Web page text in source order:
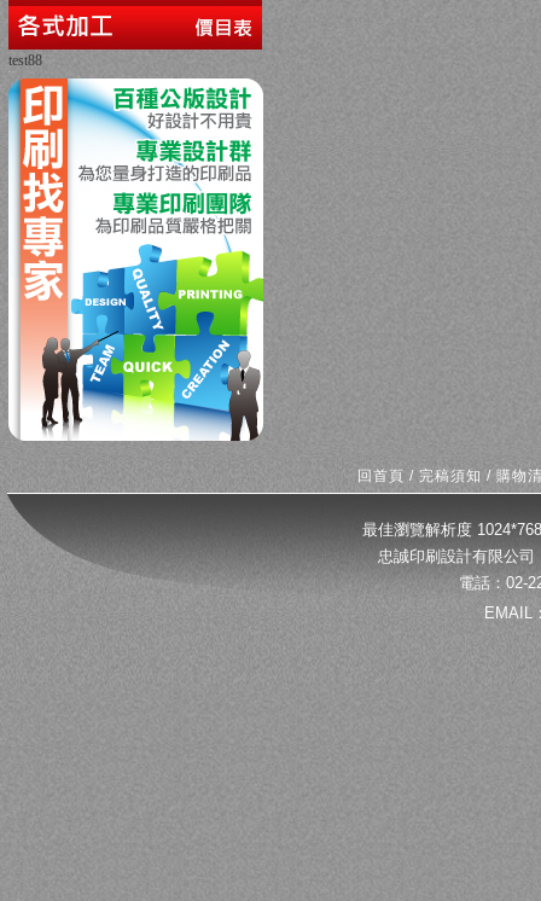
test88
回首頁 /完稿須知 /購物
最佳瀏覽解析度
忠誠印刷設計有限公
電話：02-
EMAIL